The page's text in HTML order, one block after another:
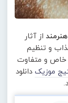
از آثار
و تنظیم
خاص و متفاوت
موزیک دانلود